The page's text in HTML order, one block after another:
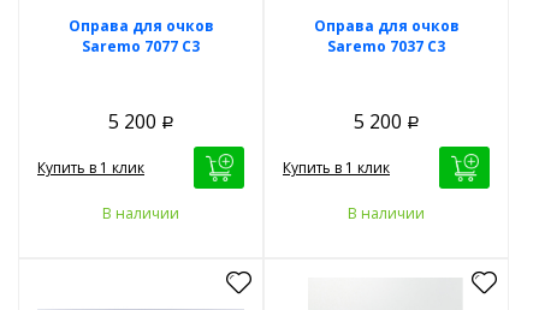
Оправа для очков
Saremo 7077 C3
5 200 Р
Купить в 1 клик
В наличии
Оправа для очков
Saremo 7037 C3
5 200 Р
Купить в 1 клик
В наличии